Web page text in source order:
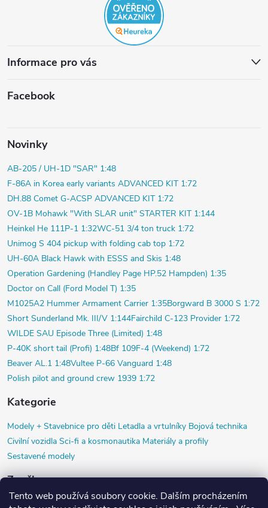
Tento web používá soubory cookie. Dalším procházením
Informace pro vás
Facebook
Novinky
AB-205 / UH-1D "SAR" 1:48
F-86A in Korea early variants ADVANCED KIT 1:72
DH.88 Comet G-ACSP ADVANCED KIT 1:72
OV-1B Mohawk "With SLAR unit" STARTER KIT 1:144
Heinkel He 111P-1 1:32WC-51 3/4 ton truck 1:72
Unimog S 404 pickup with folding cab top 1:72
UH-60A Black Hawk with ESSS and Skis 1:48
Operation Gardening (Handley Page HP.52 Hampden) 1:35
Doctor on Call (Ford Model T) 1:35
M1025A2 Hummer Armament Carrier 1:35Borgward B 3000 S 1:72
Short Sunderland Mk. III/V 1:144Fairchild C-123 Provider 1:72
WILDE SAU Episode Three (Limited) 1:48
P-40K short tail (Profi) 1:48Bf 109F-4 (Weekend) 1:72
Beaver AL.1 1:48Vultee P-66 Vanguard 1:48
Polish pilot and ground crew 1939 1:72
Kategorie
Modely + Stavebnice pro děti Letadla a vrtulníky Bojová technika
Civilní vozidla Sci-fi a kosmonautika Materiály a profily
Sestavené modely
Značky
Airfix Black Dog Copper State Models SIA Diorama HM HR model